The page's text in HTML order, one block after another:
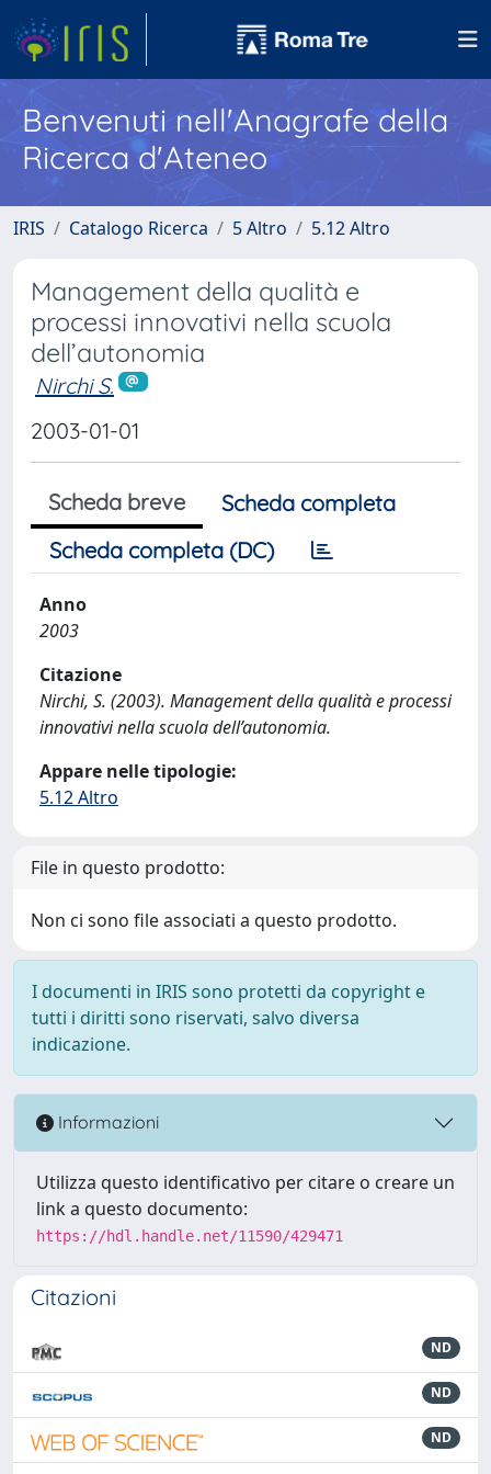
Benvenuti nell'Anagrafe della
Ricerca d'Ateneo
IRIS Catalogo Ricerca 5 Altro 5.12 Altro
Management della qualità e
processi innovativi nella scuola
dell’autonomia
Nirchi S.
2003-01-01
Scheda breve
Scheda completa
Scheda completa (DC)
Anno
2003
Citazione
Nirchi, S. (2003). Management della qualità e processi
innovativi nella scuola dell’autonomia.
Appare nelle tipologie:
5.12 Altro
File in questo prodotto:
Non ci sono file associati a questo prodotto.
I documenti in IRIS sono protetti da copyright e
tutti i diritti sono riservati, salvo diversa
indicazione.
Informazioni
Utilizza questo identificativo per citare o creare un
link a questo documento:
https://hdl.handle.net/11590/429471
Citazioni
ND
ND
ND